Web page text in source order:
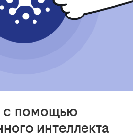
с помощью
интеллекта